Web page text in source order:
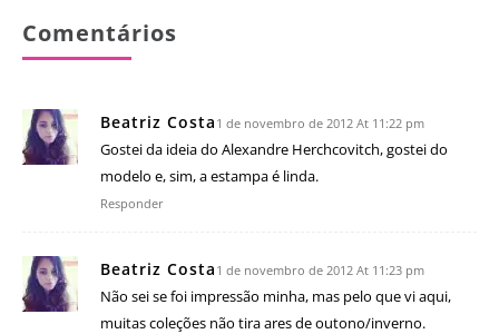
Comentários
Beatriz Costa 1 de novembro de 2012 At 11:22 pm
Gostei da ideia do Alexandre Herchcovitch, gostei do
modelo e, sim, a estampa é linda.
Responder
Beatriz Costa 1 de novembro de 2012 At 11:23 pm
Não sei se foi impressão minha, mas pelo que vi aqui,
muitas coleções não tira ares de outono/inverno.